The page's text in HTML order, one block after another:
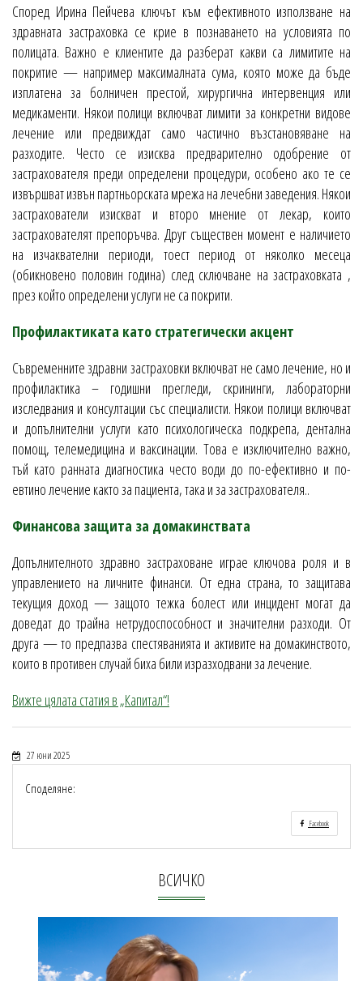
Според Ирина Пейчева ключът към ефективното използване на
здравната застраховка се крие в познаването на условията по
полицата. Важно е клиентите да разберат какви са лимитите на
покритие — например максималната сума, която може да бъде
изплатена за болничен престой, хирургична интервенция или
медикаменти. Някои полици включват лимити за конкретни видове
лечение или предвиждат само частично възстановяване на
разходите. Често се изисква предварително одобрение от
застрахователя преди определени процедури, особено ако те се
извършват извън партньорската мрежа на лечебни заведения. Някои
застрахователи изискват и второ мнение от лекар, които
застрахователят препоръчва. Друг съществен момент е наличието
на изчаквателни периоди, тоест период от няколко месеца
(обикновено половин година) след сключване на застраховката ,
през който определени услуги не са покрити.
Профилактиката като стратегически акцент
Съвременните здравни застраховки включват не само лечение, но и
профилактика – годишни прегледи, скрининги, лабораторни
изследвания и консултации със специалисти. Някои полици включват
и допълнителни услуги като психологическа подкрепа, дентална
помощ, телемедицина и ваксинации. Това е изключително важно,
тъй като ранната диагностика често води до по-ефективно и по-
евтино лечение както за пациента, така и за застрахователя..
Финансова защита за домакинствата
Допълнителното здравно застраховане играе ключова роля и в
управлението на личните финанси. От една страна, то защитава
текущия доход — защото тежка болест или инцидент могат да
доведат до трайна нетрудоспособност и значителни разходи. От
друга — то предпазва спестяванията и активите на домакинството,
които в противен случай биха били изразходвани за лечение.
Вижте цялата статия в „Капитал“!
27 юни 2025
Споделяне:
Facebook
ВСИЧКО